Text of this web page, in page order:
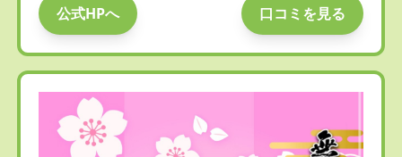
公式HPへ 口コミを見る